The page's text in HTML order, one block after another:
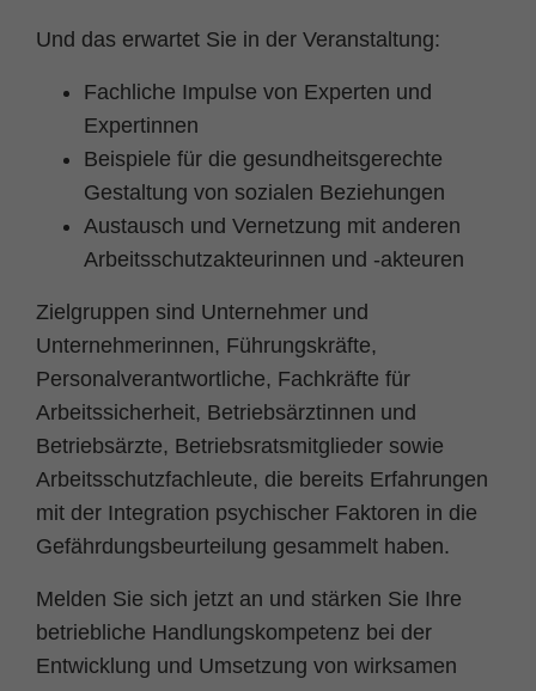
Und das erwartet Sie in der Veranstaltung:
Fachliche Impulse von Experten und
Expertinnen
Beispiele für die gesundheitsgerechte
Gestaltung von sozialen Beziehungen
Austausch und Vernetzung mit anderen
Arbeitsschutzakteurinnen und -akteuren
Zielgruppen sind Unternehmer und
Unternehmerinnen, Führungskräfte,
Personalverantwortliche, Fachkräfte für
Arbeitssicherheit, Betriebsärztinnen und
Betriebsärzte, Betriebsratsmitglieder sowie
Arbeitsschutzfachleute, die bereits Erfahrungen
mit der Integration psychischer Faktoren in die
Gefährdungsbeurteilung gesammelt haben.
Melden Sie sich jetzt an und stärken Sie Ihre
betriebliche Handlungskompetenz bei der
Entwicklung und Umsetzung von wirksamen